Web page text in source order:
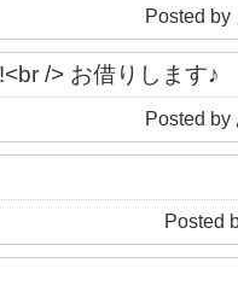
Posted by
/> お借りします♪
Posted by
Posted